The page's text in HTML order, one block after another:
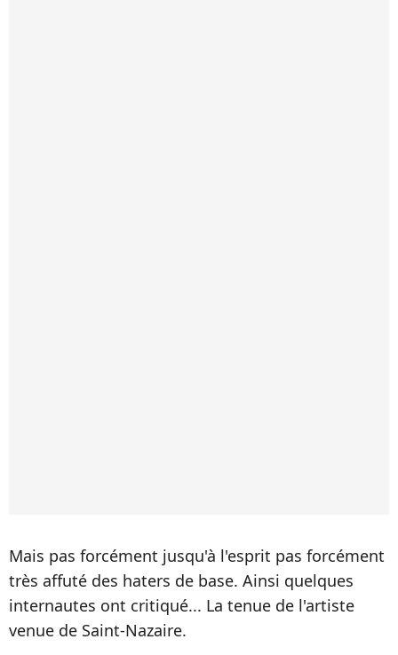
Mais pas forcément jusqu'à l'esprit pas forcément
très affuté des haters de base. Ainsi quelques
internautes ont critiqué... La tenue de l'artiste
venue de Saint-Nazaire.